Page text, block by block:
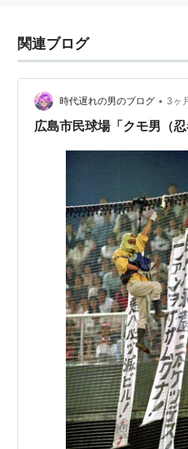
非常にスピードがあり、空中
対戦相手を翻弄できる。
必殺技に「フライングバルセ
ロップ 」がある。
海外版では名前がVega（ベ
イク・バイソンはBalrog、ベ
主な登場作品
ストリートファイターIIシ
ストリートファイター
ストリートファイターEX
ストリートファイターIV
ストリートファイターV
CAPCOM VS. SNK
CAPCOM VS. SNK 2
SNK VS. CAPCOM SVC
関連ブログ
時代遅れの男のブログ • 3ヶ
広島市民球場「クモ男（